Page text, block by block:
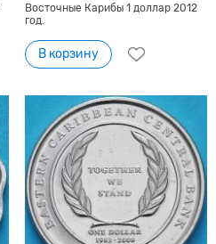
Восточные Карибы 1 доллар 2012
год.
В корзину